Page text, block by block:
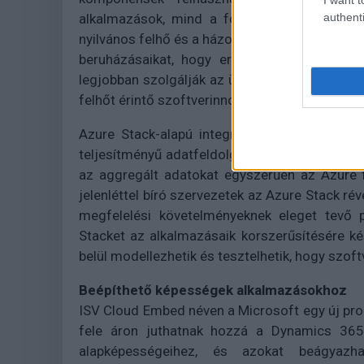
alkalmazások, mind a folyamatok és a
nyilvános felhő és a házon belüli környezet
beruházásaikat, hogy erőforrásaikat
legjobban szolgálják az üzlet igényeit. Nem
felhőt érintő szoftverinnovációja házon belül
Azure Stack-alapú integrált rendszerekkel
teljesítményű adatfeldolgozást olyan
az aggregált adatokat egyszerűen az
jelenléttel bíró szervezetek az Azure Stack
megfelelési követelményeknek eleget tevő
Stacket az alkalmazásaik korszerűsítésére
belül modellezhetik és tesztelhetik, hogy
Beépíthető képességek alkalmazásokhoz
ISV Cloud Embed néven a Microsoft egy új
fele áron juthatnak hozzá a Dynamics
alapképességeihez, és azokat